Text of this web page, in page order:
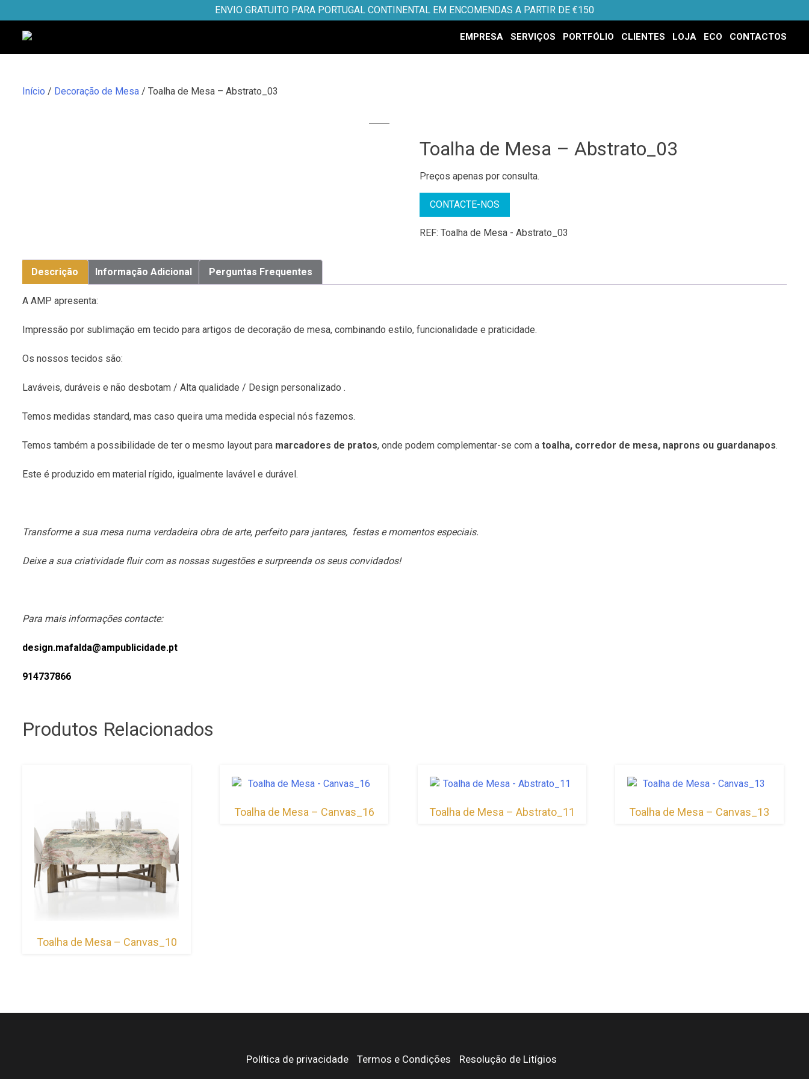
to
content
ENVIO GRATUITO PARA PORTUGAL CONTINENTAL EM ENCOMENDAS A PARTIR DE €150
EMPRESA SERVIÇOS PORTFÓLIO CLIENTES LOJA ECO CONTACTOS
Início / Decoração de Mesa / Toalha de Mesa – Abstrato_03
Toalha de Mesa – Abstrato_03
Preços apenas por consulta.
CONTACTE-NOS
REF:Toalha de Mesa - Abstrato_03
Descrição Informação Adicional Perguntas Frequentes
A AMP apresenta:
Impressão por sublimação em tecido para artigos de decoração de mesa, combinando estilo, funcionalidade e praticidade.
Os nossos tecidos são:
Laváveis, duráveis e não desbotam / Alta qualidade / Design personalizado .
Temos medidas standard, mas caso queira uma medida especial nós fazemos.
Temos também a possibilidade de ter o mesmo layout para marcadores de pratos, onde podem complementar-se com a toalha, corredor de mesa, naprons ou guardanapos.
Este é produzido em material rígido, igualmente lavável e durável.
Transforme a sua mesa numa verdadeira obra de arte, perfeito para jantares, festas e momentos especiais.
Deixe a sua criatividade fluir com as nossas sugestões e surpreenda os seus convidados!
Para mais informações contacte:
design.mafalda@ampublicidade.pt
914737866
Produtos Relacionados
Toalha de Mesa – Canvas_10
Toalha de Mesa – Canvas_16 Toalha de Mesa – Abstrato_11 Toalha de Mesa – Canvas_13
Política de privacidade Termos e Condições Resolução de Litígios